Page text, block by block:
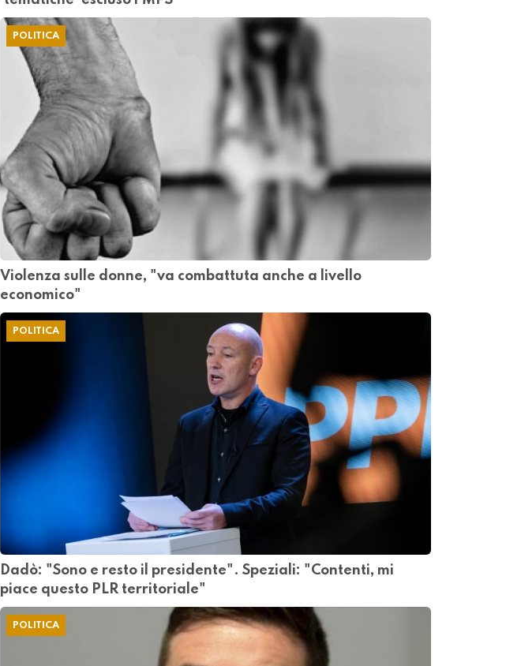
POLITICA
Violenza sulle donne, "va combattuta anche a livello
economico"
POLITICA
Dadò: "Sono e resto il presidente". Speziali: "Contenti, mi
piace questo PLR territoriale"
POLITICA